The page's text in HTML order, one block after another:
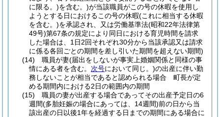
に限る。)を含む。)が当該職員がこの号の休暇を使用し
ようとする日におけるこの号の休暇(これに相当する休暇
を含む。)を承認され、又は労働基準法(昭和22年法律第
49号)第67条の規定により同日における育児時間を請求
した場合は、1日2回それぞれ30分から当該承認又は請求
に係る各回ごとの期間を差し引いた期間を超えない期間)
(14)
職員が妻(届出をしないが事実上婚姻関係と同様の事
情にある者を含む。 次号において同じ。)の出産に伴い勤
務しないことが相当であると認められる場合 町長が定
める期間内における2日の範囲内の期間
(15)
職員の妻が出産する場合であってその出産予定日の6
週間(多胎妊娠の場合にあっては、14週間)前の日から当
該出産の日以後1年を経過する日までの期間にある場合に